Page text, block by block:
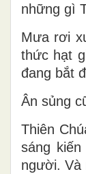
những gì
Mưa rơi
thức hạt
đang bắt
Ân sủng
Thiên
sáng
người. Và